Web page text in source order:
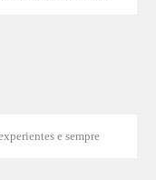
e sempre